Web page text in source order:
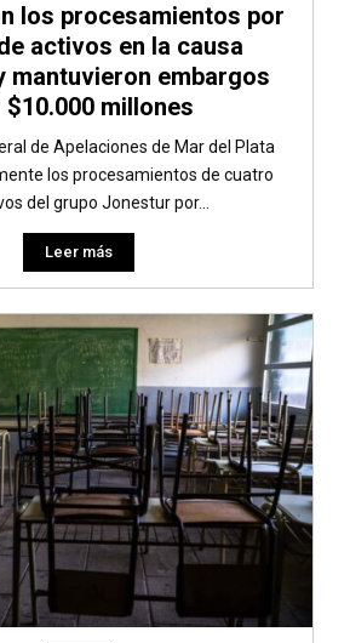
los procesamientos por
activos en la causa
mantuvieron embargos
$10.000 millones
de Apelaciones de Mar del Plata
los procesamientos de cuatro
del grupo Jonestur por...
Leer más